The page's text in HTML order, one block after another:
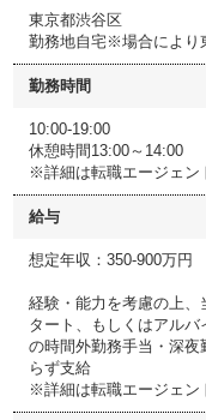
東京都渋谷区
勤務地自宅※場合により
勤務時間
10:00-19:00
休憩時間13:00～14:00
※詳細は転職エージェン
給与
想定年収：350-900万円
経験・能力を考慮の上
タート、もしくはアル
の時間外勤務手当・深
らず支給
※詳細は転職エージェン